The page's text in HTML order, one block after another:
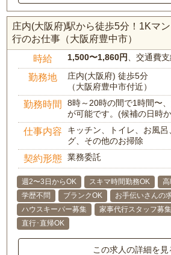
庄内(大阪府)駅から徒歩5分！1Kマ
行のお仕事（大阪府豊中市）
時給 1,500〜1,860円 、交通費
勤務地
庄内(大阪府) 徒歩5分
（大阪府豊中市付近）
勤務時間
8時～20時の間で1時間〜
が可能です。(候補の日時
仕事内容
キッチン、トイレ、お風
グ、その他のお掃除
契約形態 業務委託
週2〜3日からOK スキマ時間勤務OK
学歴不問
ブランクOK
お手伝いさんの
ハウスキーパー募集
家事代行スタッフ募集
直行･直帰OK
この求人の詳細を見